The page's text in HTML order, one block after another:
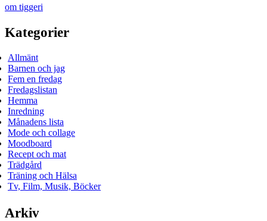
om tiggeri
Kategorier
Allmänt
Barnen och jag
Fem en fredag
Fredagslistan
Hemma
Inredning
Månadens lista
Mode och collage
Moodboard
Recept och mat
Trädgård
Träning och Hälsa
Tv, Film, Musik, Böcker
Arkiv